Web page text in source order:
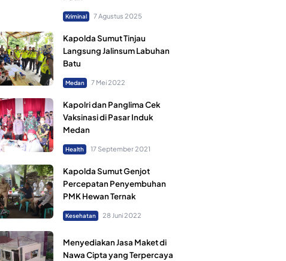
Kriminal 7 Agustus 2025
Kapolda Sumut Tinjau
Langsung Jalinsum Labuhan
Batu
Medan 7 Mei 2022
Kapolri dan Panglima Cek
Vaksinasi di Pasar Induk
Medan
Health 17 September 2021
Kapolda Sumut Genjot
Percepatan Penyembuhan
PMK Hewan Ternak
Kesehatan 28 Juni 2022
Menyediakan Jasa Maket di
Nawa Cipta yang Terpercaya